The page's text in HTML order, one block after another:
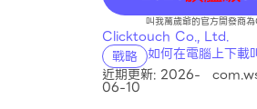
叫我萬歲爺的官方開發商
Clicktouch Co., Ltd.
戰略 如何在電腦上下載
近期更新: 2026-
06-10